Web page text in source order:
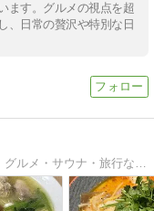
ます。グルメの視点を超
、日常の贅沢や特別な日